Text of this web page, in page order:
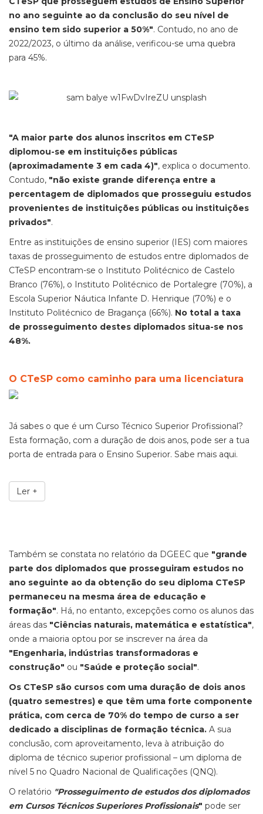
no ano seguinte ao da conclusão do seu nível de
ensino tem sido superior a 50%". Contudo, no ano de
2022/2023, o último da análise, verificou-se uma quebra
para 45%.
"A maior parte dos alunos inscritos em CTeSP
diplomou-se em instituições públicas
(aproximadamente 3 em cada 4)", explica o documento.
Contudo, "não existe grande diferença entre a
percentagem de diplomados que prosseguiu estudos
provenientes de instituições públicas ou instituições
privados".
Entre as instituições de ensino superior (IES) com maiores
taxas de prosseguimento de estudos entre diplomados de
CTeSP encontram-se o Instituto Politécnico de Castelo
Branco (76%), o Instituto Politécnico de Portalegre (70%), a
Escola Superior Náutica Infante D. Henrique (70%) e o
Instituto Politécnico de Bragança (66%). No total a taxa
de prosseguimento destes diplomados situa-se nos
48%.
O CTeSP como caminho para uma licenciatura
Já sabes o que é um Curso Técnico Superior Profissional?
Esta formação, com a duração de dois anos, pode ser a tua
porta de entrada para o Ensino Superior. Sabe mais aqui.
Ler +
Também se constata no relatório da DGEEC que "grande
parte dos diplomados que prosseguiram estudos no
ano seguinte ao da obtenção do seu diploma CTeSP
permaneceu na mesma área de educação e
formação". Há, no entanto, excepções como os alunos das
áreas das "Ciências naturais, matemática e estatística",
onde a maioria optou por se inscrever na área da
"Engenharia, indústrias transformadoras e
construção" ou "Saúde e proteção social".
Os CTeSP são cursos com uma duração de dois anos
(quatro semestres) e que têm uma forte componente
prática, com cerca de 70% do tempo de curso a ser
dedicado a disciplinas de formação técnica. A sua
conclusão, com aproveitamento, leva à atribuição do
diploma de técnico superior profissional – um diploma de
nível 5 no Quadro Nacional de Qualificações (QNQ).
O relatório "Prosseguimento de estudos dos diplomados
em Cursos Técnicos Superiores Profissionais" pode ser